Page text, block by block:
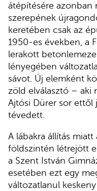
átépítésére azonban
szerepének
keretében csak az
1950-es években, a
lerakott
lényegében
sávot. Új elemként
zöld elválasztó – aki
Ajtósi Dürer sor ettől
tévedett.
A lábakra állítás
földszintén létrejött
a Szent István
esetében ezt egy
változatlanul